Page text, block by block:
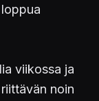
viikossa ja
noin